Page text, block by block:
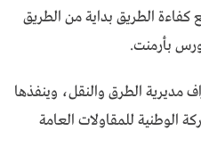
الطريق بداية من الطريق
بأرمنت.
مديرية الطرق والنقل، وينفذها
الوطنية للمقاولات العامة